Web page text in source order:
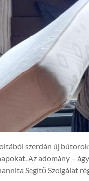
szerdán új
Az adomány –
Segítő Szolgálat